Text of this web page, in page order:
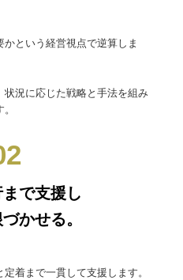
という経営視点で逆算しま
況に応じた戦略と手法を組み
で支援し
かせる。
着まで一貫して支援します。